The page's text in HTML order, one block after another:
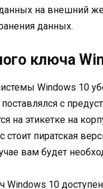
на внешний
данных.
ключа
Windows 10
с
на этикетке на
стоит пиратская
вам будет
10